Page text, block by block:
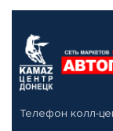
Телефон колл-